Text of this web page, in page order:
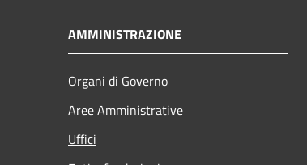
AMMINISTRAZIONE
Organi di Governo
Aree Amministrative
Uffici